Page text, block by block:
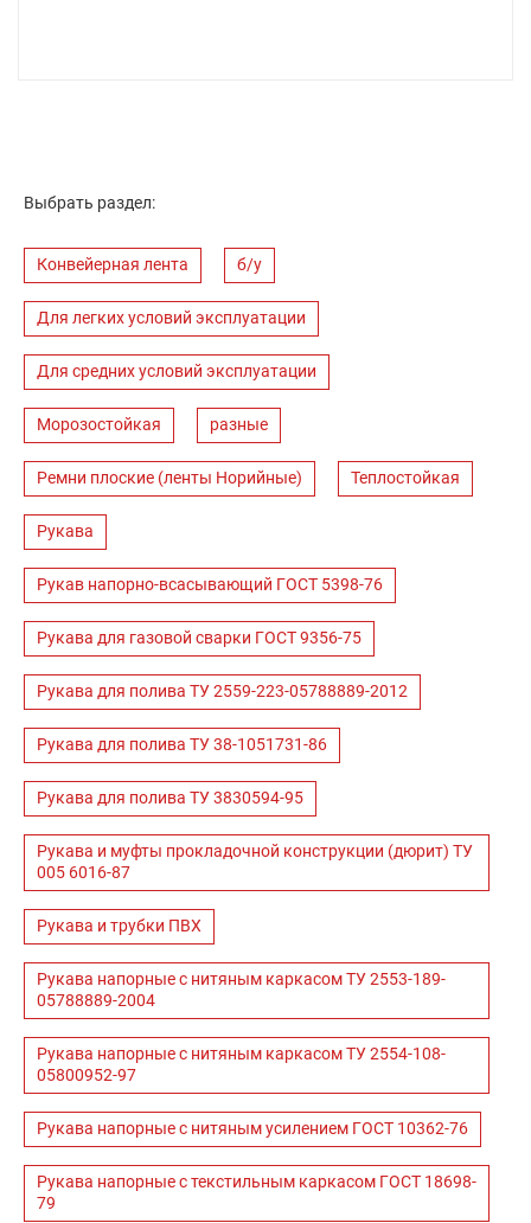
Выбрать раздел:
Конвейерная лента б/у
Для легких условий эксплуатации
Для средних условий эксплуатации
Морозостойкая разные
Ремни плоские (ленты Норийные) Теплостойкая
Рукава
Рукав напорно-всасывающий ГОСТ 5398-76
Рукава для газовой сварки ГОСТ 9356-75
Рукава для полива ТУ 2559-223-05788889-2012
Рукава для полива ТУ 38-1051731-86
Рукава для полива ТУ 3830594-95
Рукава и муфты прокладочной конструкции (дюрит) ТУ
005 6016-87
Рукава и трубки ПВХ
Рукава напорные с нитяным каркасом ТУ 2553-189-
05788889-2004
Рукава напорные с нитяным каркасом ТУ 2554-108-
05800952-97
Рукава напорные с нитяным усилением ГОСТ 10362-76
Рукава напорные с текстильным каркасом ГОСТ 18698-
79